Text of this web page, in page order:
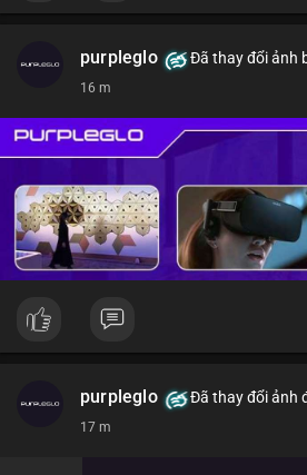
purpleglo Đã thay đổi ảnh
16 m
purpleglo Đã thay đổi ảnh
17 m